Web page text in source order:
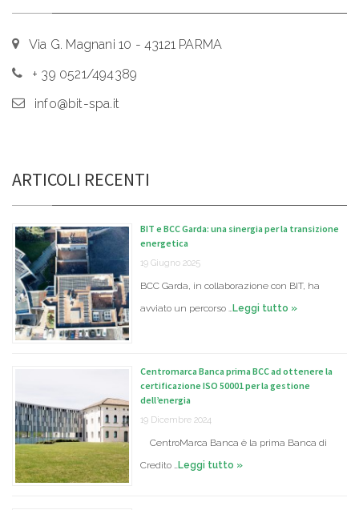
Via G. Magnani 10 - 43121 PARMA
+ 39 0521/494389
info@bit-spa.it
ARTICOLI RECENTI
BIT e BCC Garda: una sinergia per la transizione
energetica
19 Giugno 2025
BCC Garda, in collaborazione con BIT, ha
avviato un percorso …Leggi tutto »
Centromarca Banca prima BCC ad ottenere la
certificazione ISO 50001 per la gestione
dell’energia
19 Dicembre 2024
CentroMarca Banca è la prima Banca di
Credito …Leggi tutto »